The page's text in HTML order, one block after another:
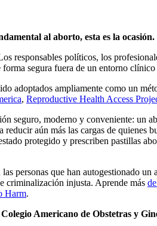
al aborto, esta es la ocasión.
responsables políticos, los
segura fuera de un entorno
adoptados ampliamente como un
, Reproductive Health Access
seguro, moderno y conveniente: un
aún más las cargas de quienes
protegido y prescriben pastillas
personas que han autogestionado
criminalización injusta. Aprende más
Harm.
Americano de Obstetras y